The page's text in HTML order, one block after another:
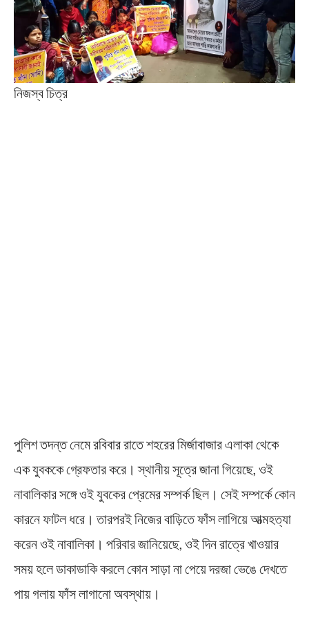
নিজস্ব চিত্র
পুলিশ তদন্ত নেমে রবিবার রাতে শহরের মির্জাবাজার এলাকা থেকে
এক যুবককে গ্রেফতার করে। স্থানীয় সূত্রে জানা গিয়েছে, ওই
নাবালিকার সঙ্গে ওই যুবকের প্রেমের সম্পর্ক ছিল। সেই সম্পর্কে কোন
কারনে ফাটল ধরে। তারপরই নিজের বাড়িতে ফাঁস লাগিয়ে আত্মহত্যা
করেন ওই নাবালিকা। পরিবার জানিয়েছে, ওই দিন রাত্রে খাওয়ার
সময় হলে ডাকাডাকি করলে কোন সাড়া না পেয়ে দরজা ভেঙে দেখতে
পায় গলায় ফাঁস লাগানো অবস্থায়।